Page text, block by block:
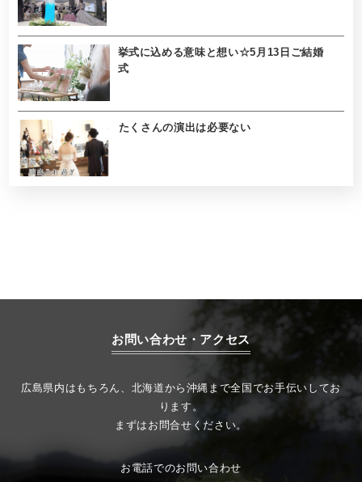
挙式に込める意味と想い☆5月13日ご結婚
式
たくさんの演出は必要ない
お問い合わせ・アクセス
広島県内はもちろん、北海道から沖縄まで全国でお手伝いしてお
ります。
まずはお問合せください。
お電話でのお問い合わせ